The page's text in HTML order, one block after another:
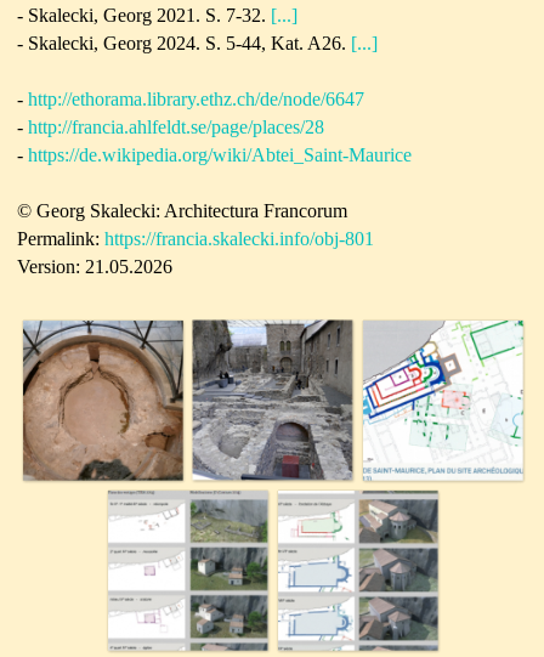
- Skalecki, Georg 2021. S. 7-32. [...]
- Skalecki, Georg 2024. S. 5-44, Kat. A26. [...]
- http://ethorama.library.ethz.ch/de/node/6647
- http://francia.ahlfeldt.se/page/places/28
- https://de.wikipedia.org/wiki/Abtei_Saint-Maurice
© Georg Skalecki: Architectura Francorum
Permalink: https://francia.skalecki.info/obj-801
Version: 21.05.2026